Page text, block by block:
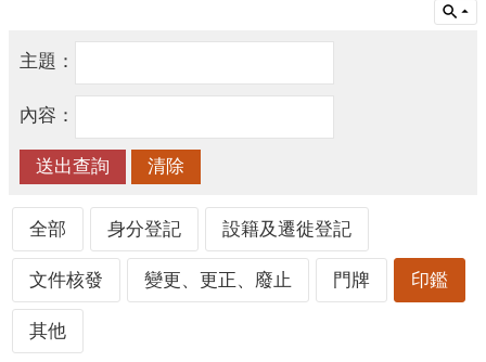
簡
民
服
務
人
口
統
計
主題：
內容：
全部 身分登記 設籍及遷徙登記
文件核發 變更、更正、廢止 門牌 印鑑
其他